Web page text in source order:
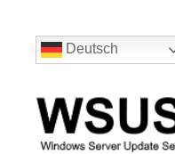
springen
Deutsch